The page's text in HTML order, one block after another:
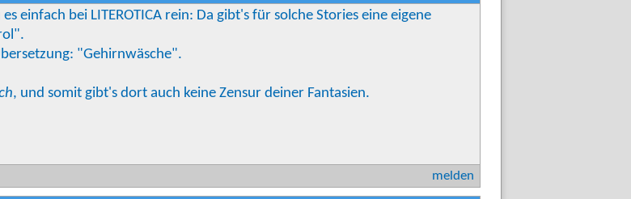
einfach bei LITEROTICA rein: Da gibt's für solche Stories eine eigene
"Gehirnwäsche".
, und somit gibt's dort auch keine Zensur deiner Fantasien.
melden